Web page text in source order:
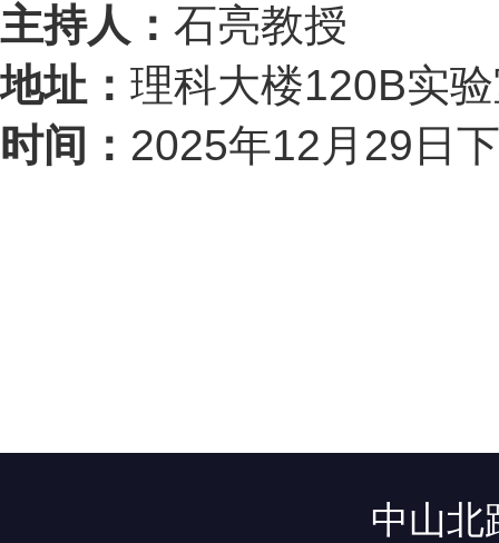
主持人： 石亮教授
地址： 理科大楼120B实
时间： 2025年12月29日
中山北